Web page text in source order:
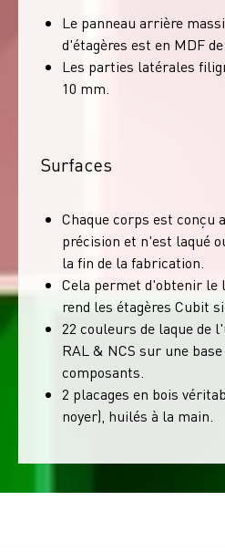
Le panneau arrière
d'étagères est en MDF de
Les parties latérales
10 mm.
Surfaces
Chaque corps est conçu
précision et n'est laqué
la fin de la fabrication.
Cela permet d'obtenir le
rend les étagères Cubit
22 couleurs de laque de
RAL & NCS sur une
composants.
2 placages en bois
noyer), huilés à la main.